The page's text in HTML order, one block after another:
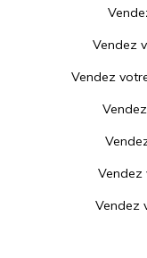
Vendez
Vendez
Vendez
Vendez